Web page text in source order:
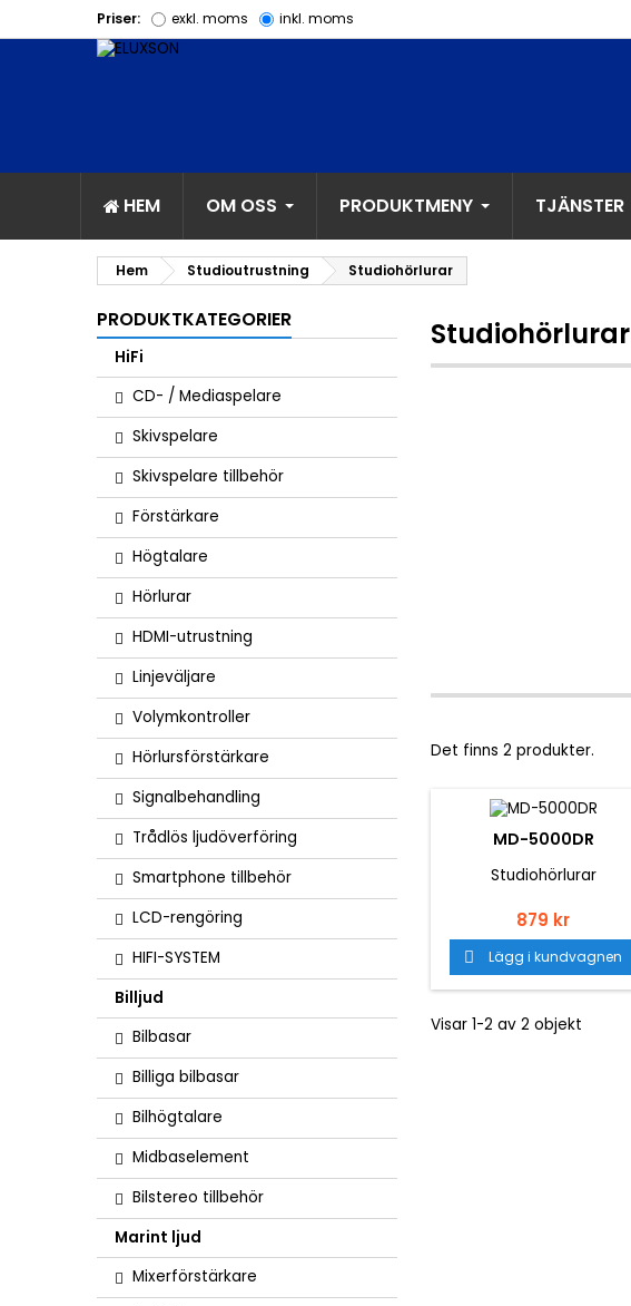
Priser: exkl. moms inkl. moms
HEM OM OSS PRODUKTMENY TJÄNSTER
Hem Studioutrustning Studiohörlurar
PRODUKTKATEGORIER
HiFi
CD- / Mediaspelare
Skivspelare
Skivspelare tillbehör
Förstärkare
Högtalare
Hörlurar
HDMI-utrustning
Linjeväljare
Volymkontroller
Hörlursförstärkare
Signalbehandling
Trådlös ljudöverföring
Smartphone tillbehör
LCD-rengöring
HIFI-SYSTEM
Billjud
Bilbasar
Billiga bilbasar
Bilhögtalare
Midbaselement
Bilstereo tillbehör
Marint ljud
Mixerförstärkare
Studiohörlurar
Det finns 2 produkter.
MD-5000DR
Studiohörlurar
Pris
879 kr
 Lägg i kundvagnen
Visar 1-2 av 2 objekt